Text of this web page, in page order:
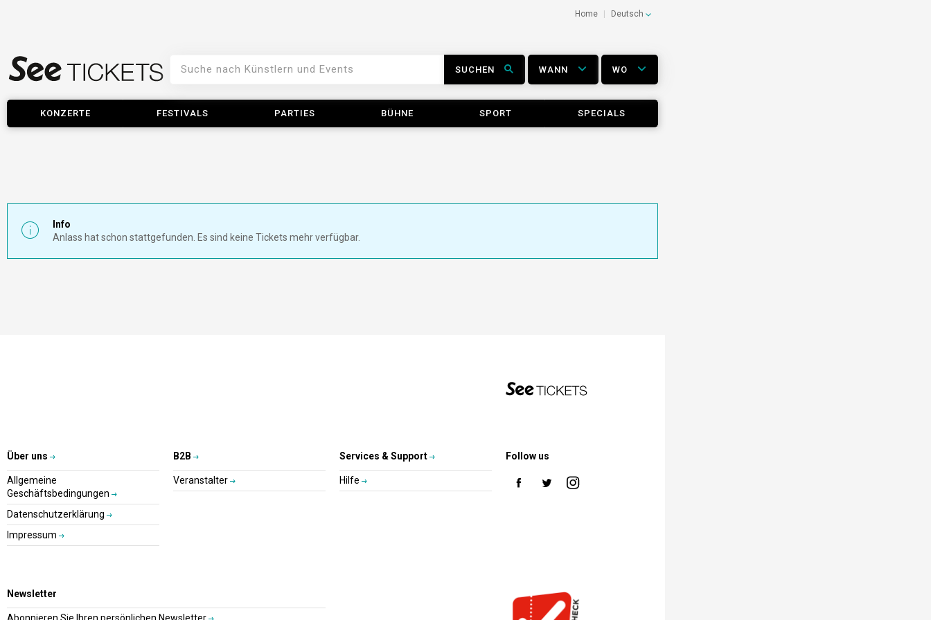
Home Deutsch
SUCHEN WANN WO
KONZERTE FESTIVALS PARTIES BÜHNE SPORT SPECIALS
Info
Anlass hat schon stattgefunden. Es sind keine Tickets mehr verfügbar.
Über uns
Allgemeine
Geschäftsbedingungen
Datenschutzerklärung
Impressum
B2B
Veranstalter
Services & Support
Hilfe
Follow us
Newsletter